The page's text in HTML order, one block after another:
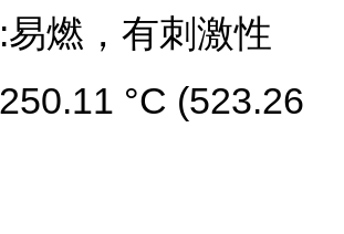
燃，有刺激性
°C (523.26